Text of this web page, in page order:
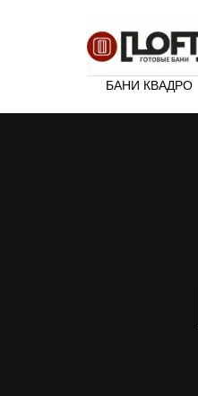
БАНИ КВАДРО